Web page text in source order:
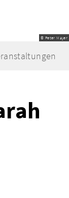
© Peter Mayer